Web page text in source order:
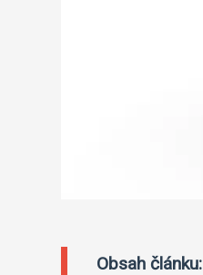
Obsah článku: